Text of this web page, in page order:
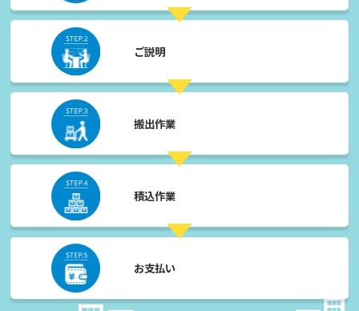
ご説明
搬出作業
積込作業
お支払い